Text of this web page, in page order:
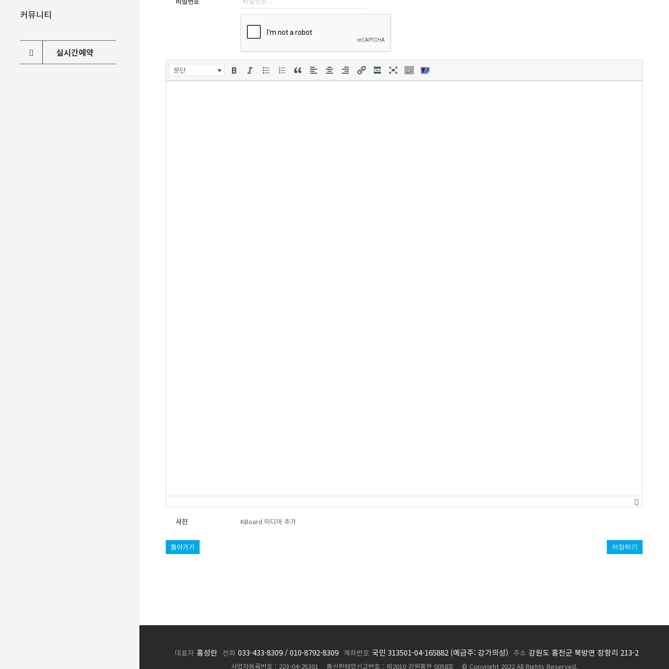
커뮤니티
실시간예약
문단
사진 KBoard 미디어 추가
돌아가기 저장하기
대표자 홍성란 전화 033-433-8309 / 010-8792-8309 계좌번호 국민 313501-04-165882 (예금주: 강가의성) 주소 강원도 홍천군 북방면 장항리 213-2
사업자등록번호 : 223-04-25301 통신판매업신고번호 : 제2010 강원홍천 0058호 © Copyright 2022 All Rights Reserved.